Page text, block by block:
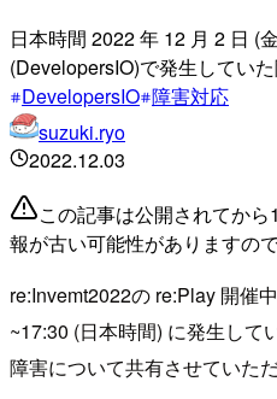
日本時間 2022 年 12 月 2 日 (
(DevelopersIO)で発生してい
DevelopersIO 障害対応
suzuki.ryo
2022.12.03
この記事は公開されてか
報が古い可能性がありますの
re:Invemt2022の re:Play 開催
~17:30 (日本時間) に発生して
障害について共有させていただ